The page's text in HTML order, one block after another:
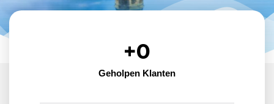
Geholpen Klanten
+0